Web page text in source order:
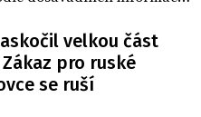
zranění.velkou část
pro ruské
se ruší